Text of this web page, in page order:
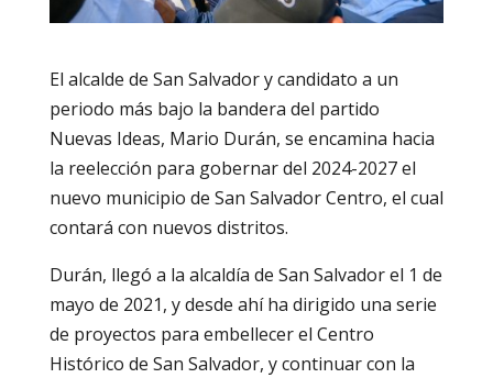
El alcalde de San Salvador y candidato a un
periodo más bajo la bandera del partido
Nuevas Ideas, Mario Durán, se encamina hacia
la reelección para gobernar del 2024-2027 el
nuevo municipio de San Salvador Centro, el cual
contará con nuevos distritos.
Durán, llegó a la alcaldía de San Salvador el 1 de
mayo de 2021, y desde ahí ha dirigido una serie
de proyectos para embellecer el Centro
Histórico de San Salvador, y continuar con la